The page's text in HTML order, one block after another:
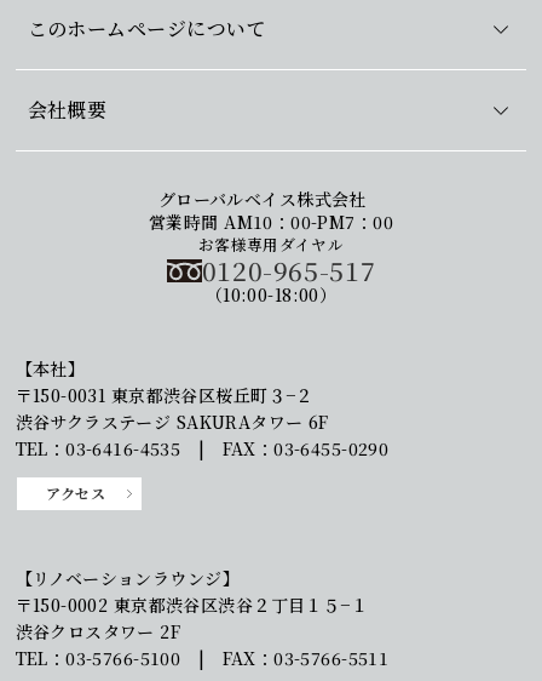
このホームページについて
会社概要
グローバルベイス株式会社
営業時間 AM10：00-PM7：00
お客様専用ダイヤル
0120-965-517
（10:00-18:00）
【本社】
〒150-0031 東京都渋谷区桜丘町３−２
渋谷サクラステージ SAKURAタワー 6F
TEL：03-6416-4535 | FAX：03-6455-0290
アクセス
【リノベーションラウンジ】
〒150-0002 東京都渋谷区渋谷２丁目１５−１
渋谷クロスタワー 2F
TEL：03-5766-5100 | FAX：03-5766-5511